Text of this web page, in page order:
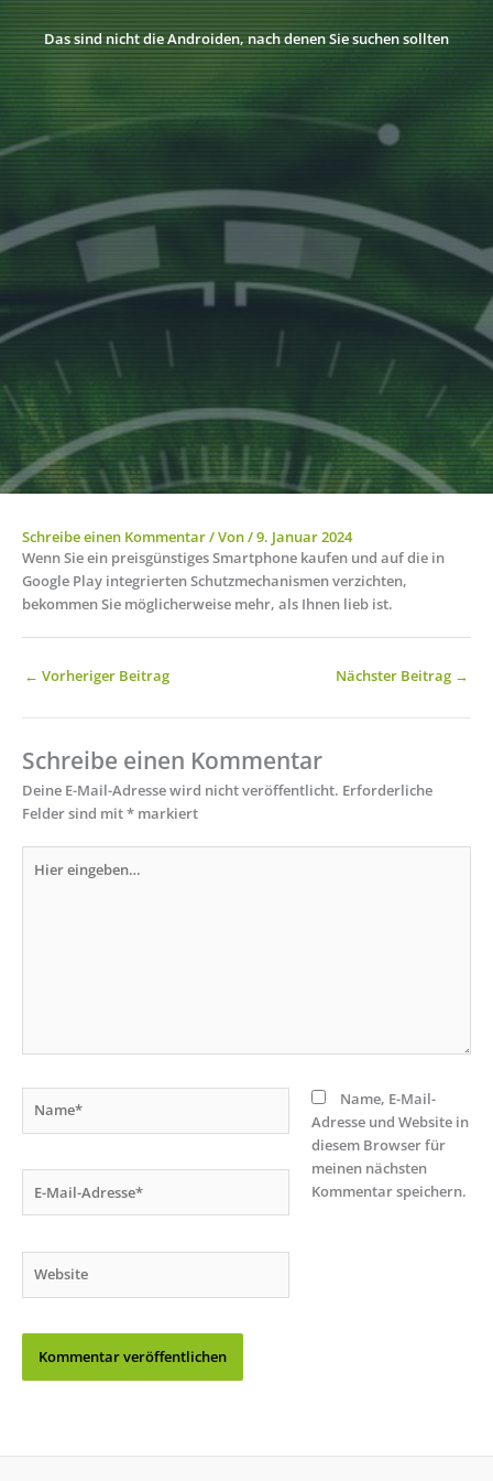
Das sind nicht die Androiden, nach denen Sie suchen sollten
Schreibe einen Kommentar/ Von/9. Januar 2024
Wenn Sie ein preisgünstiges Smartphone kaufen und auf die in
Google Play integrierten Schutzmechanismen verzichten,
bekommen Sie möglicherweise mehr, als Ihnen lieb ist.
← Vorheriger Beitrag Nächster Beitrag →
Schreibe einen Kommentar
Deine E-Mail-Adresse wird nicht veröffentlicht. Erforderliche
Felder sind mit* markiert
eingeben…
Mail-
Name, E-Mail-
Adresse und Website in
diesem Browser für
meinen nächsten
Kommentar speichern.